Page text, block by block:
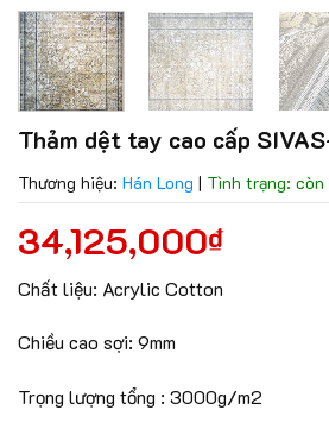
Thảm dệt tay cao cấp
Thương hiệu: Hán Long | Tình trạng: còn
34,125,000₫
Chất liệu: Acrylic Cotton
Chiều cao sợi: 9mm
Trọng lượng tổng : 3000g/m2